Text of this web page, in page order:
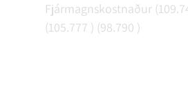
Fjármagnskostnaður
(105.777 ) (98.790 )